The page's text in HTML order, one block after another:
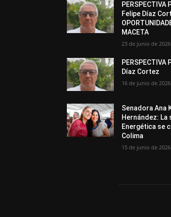
PERSPECTIVA
Felipe Díaz
MACETA
23 de junio de 2026
PERSPECTIVA
Díaz Cortez
16 de junio de 2026
Senadora Ana
Hernández: La
Energética se
Colima
15 de junio de 2026